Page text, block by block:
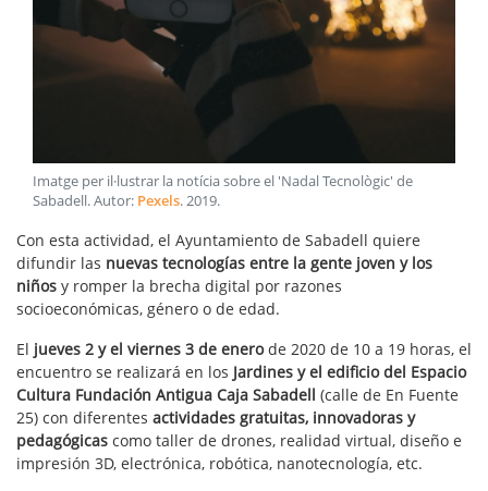
Imatge per il·lustrar la notícia sobre el 'Nadal Tecnològic' de
Sabadell. Autor: Pexels.2019.
Con esta actividad, el Ayuntamiento de Sabadell quiere
difundir las nuevas tecnologías entre la gente joven y los
niños y romper la brecha digital por razones
socioeconómicas, género o de edad.
El jueves 2 y el viernes 3 de enerode 2020 de 10 a 19 horas, el
encuentro se realizará en los Jardines y el edificio del Espacio
Cultura Fundación Antigua Caja Sabadell (calle de En Fuente
25) con diferentes actividades gratuitas, innovadoras y
pedagógicas como taller de drones, realidad virtual, diseño e
impresión 3D, electrónica, robótica, nanotecnología, etc.